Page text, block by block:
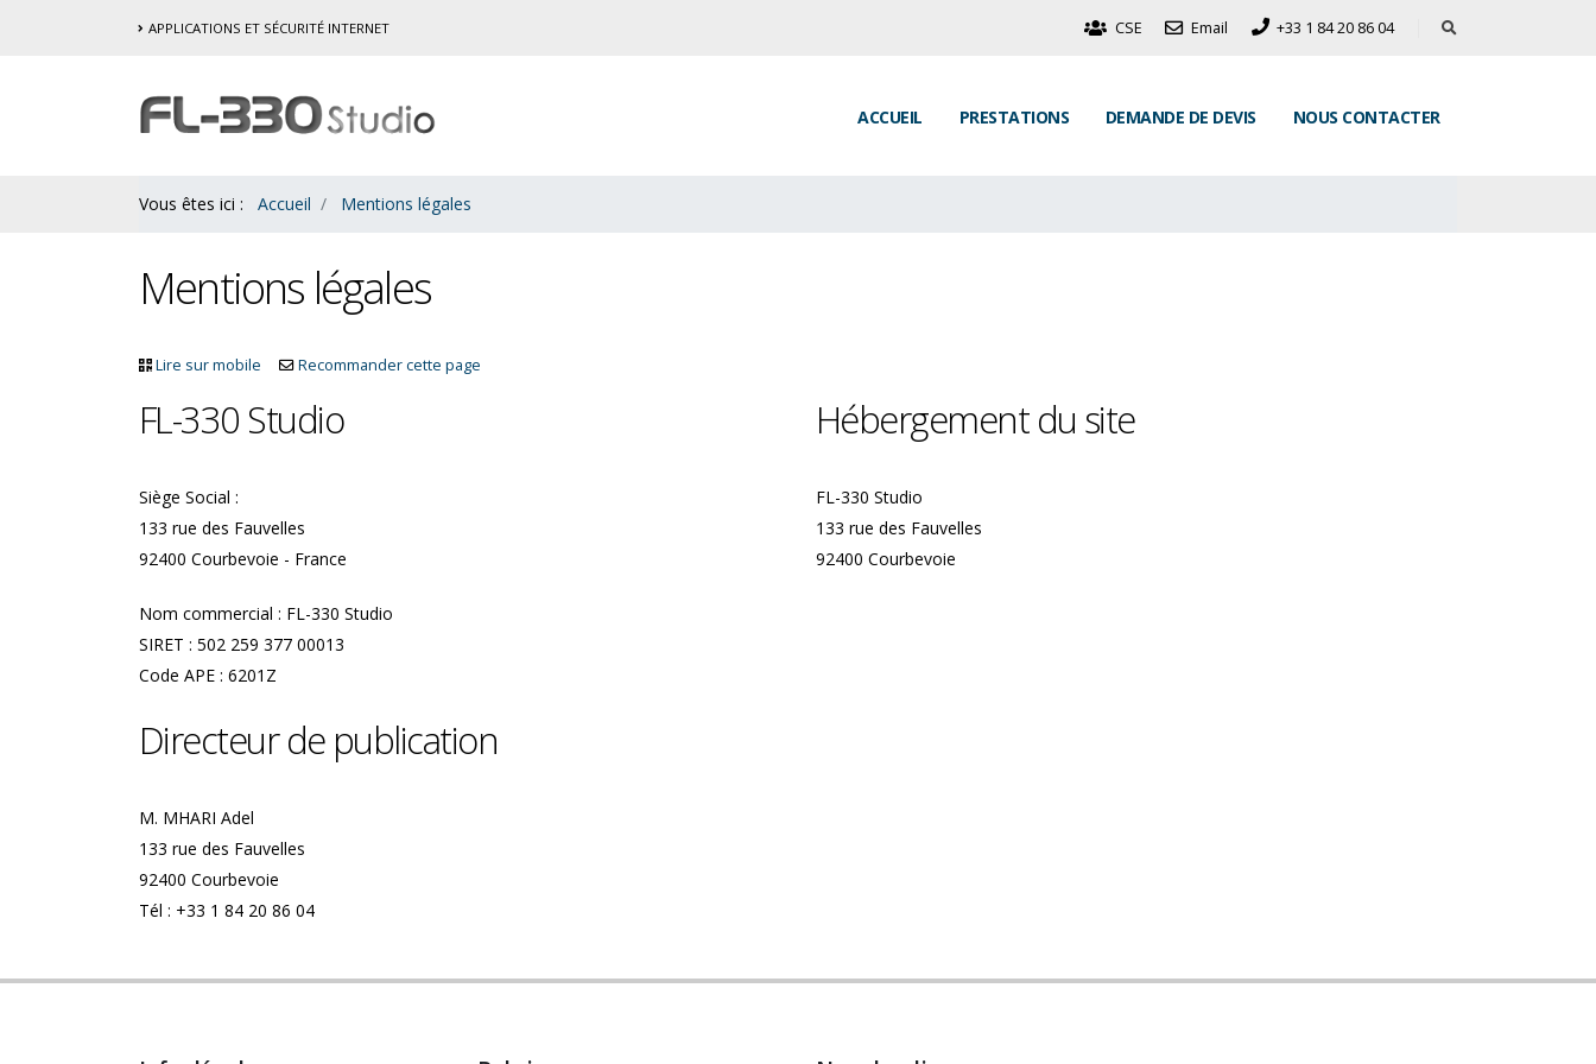
APPLICATIONS ET SÉCURITÉ INTERNET CSE Email +33 1 84 20 86 04
ACCUEIL PRESTATIONS DEMANDE DE DEVIS NOUS CONTACTER
Vous êtes ici : Accueil Mentions légales
Mentions légales
Lire sur mobile Recommander cette page
FL-330 Studio
Siège Social :
133 rue des Fauvelles
92400 Courbevoie - France
Nom commercial : FL-330 Studio
SIRET : 502 259 377 00013
Code APE : 6201Z
Directeur de publication
M. MHARI Adel
133 rue des Fauvelles
92400 Courbevoie
Tél : +33 1 84 20 86 04
Hébergement du site
FL-330 Studio
133 rue des Fauvelles
92400 Courbevoie